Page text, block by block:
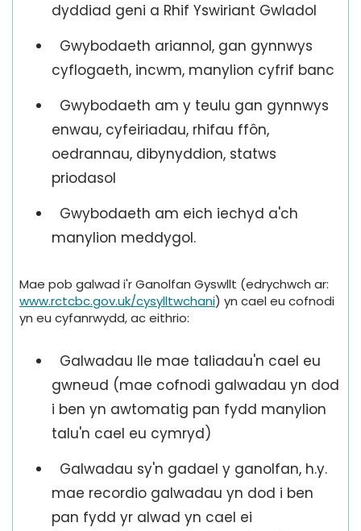
dyddiad geni a Rhif Yswiriant Gwladol
Gwybodaeth ariannol, gan gynnwys
cyflogaeth, incwm, manylion cyfrif banc
Gwybodaeth am y teulu gan gynnwys
enwau, cyfeiriadau, rhifau ffôn,
oedrannau, dibynyddion, statws
priodasol
Gwybodaeth am eich iechyd a'ch
manylion meddygol.
Mae pob galwad i'r Ganolfan Gyswllt (edrychwch ar:
www.rctcbc.gov.uk/cysylltwchani) yn cael eu cofnodi
yn eu cyfanrwydd, ac eithrio:
Galwadau lle mae taliadau'n cael eu
gwneud (mae cofnodi galwadau yn dod
i ben yn awtomatig pan fydd manylion
talu'n cael eu cymryd)
Galwadau sy'n gadael y ganolfan, h.y.
mae recordio galwadau yn dod i ben
pan fydd yr alwad yn cael ei